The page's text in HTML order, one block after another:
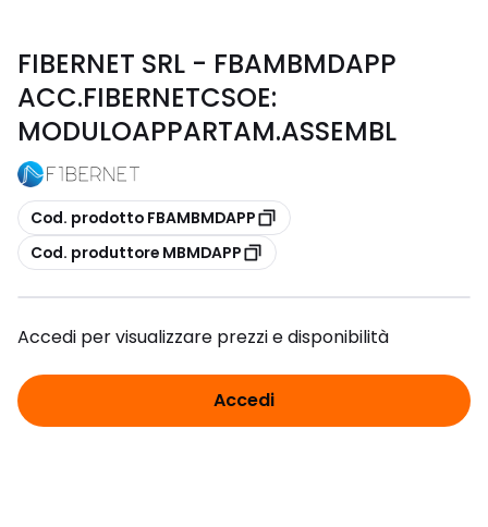
FIBERNET SRL - FBAMBMDAPP
ACC.FIBERNETCSOE:
MODULOAPPARTAM.ASSEMBL
copia
Cod. prodotto FBAMBMDAPP
copia
Cod. produttore MBMDAPP
Accedi per visualizzare prezzi e disponibilità
Accedi